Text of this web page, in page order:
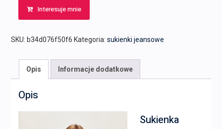
Interesuje mnie
SKU: b34d076f50f6 Kategoria: sukienki jeansowe
Opis Informacje dodatkowe
Opis
Sukienka